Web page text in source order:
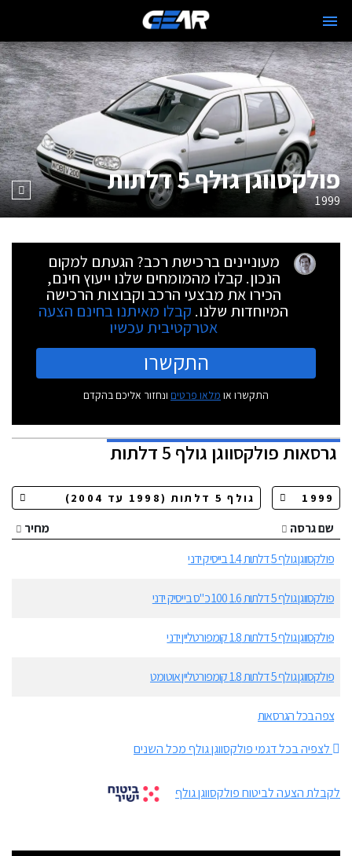
פולקסווגן גולף 5 דלתות
1999
מעוניינים ברכישת רכב? הגעתם למקום
הנכון. קבלו מהמומחים שלנו ייעוץ חינם,
הכירו את מבצעי הרכב וקבוצות הרכישה
המיוחדות שלנו. קבלו מאיתנו בחינם הצעה
אטרקטיבית עכשיו
התקשרו
התקשרו או מלאו פרטים ונחזור אליכם בהקדם
גרסאותפולקסווגן גולף 5 דלתות
שם גרסה
מחיר
פולקסווגן גולף 5 דלתות 1.4 בייסיק ידני
פולקסווגן גולף 5 דלתות 1.6 100 כ"ס בייסיק ידני
פולקסווגן גולף 5 דלתות 1.8 קומפורטליין ידני
פולקסווגן גולף 5 דלתות 1.8 קומפורטליין אוטומט
צפה בכל הגרסאות
לצפיה בכל דגמי פולקסווגן גולף מכל השנים
לקבלת הצעה לביטוח פולקסווגן גולף